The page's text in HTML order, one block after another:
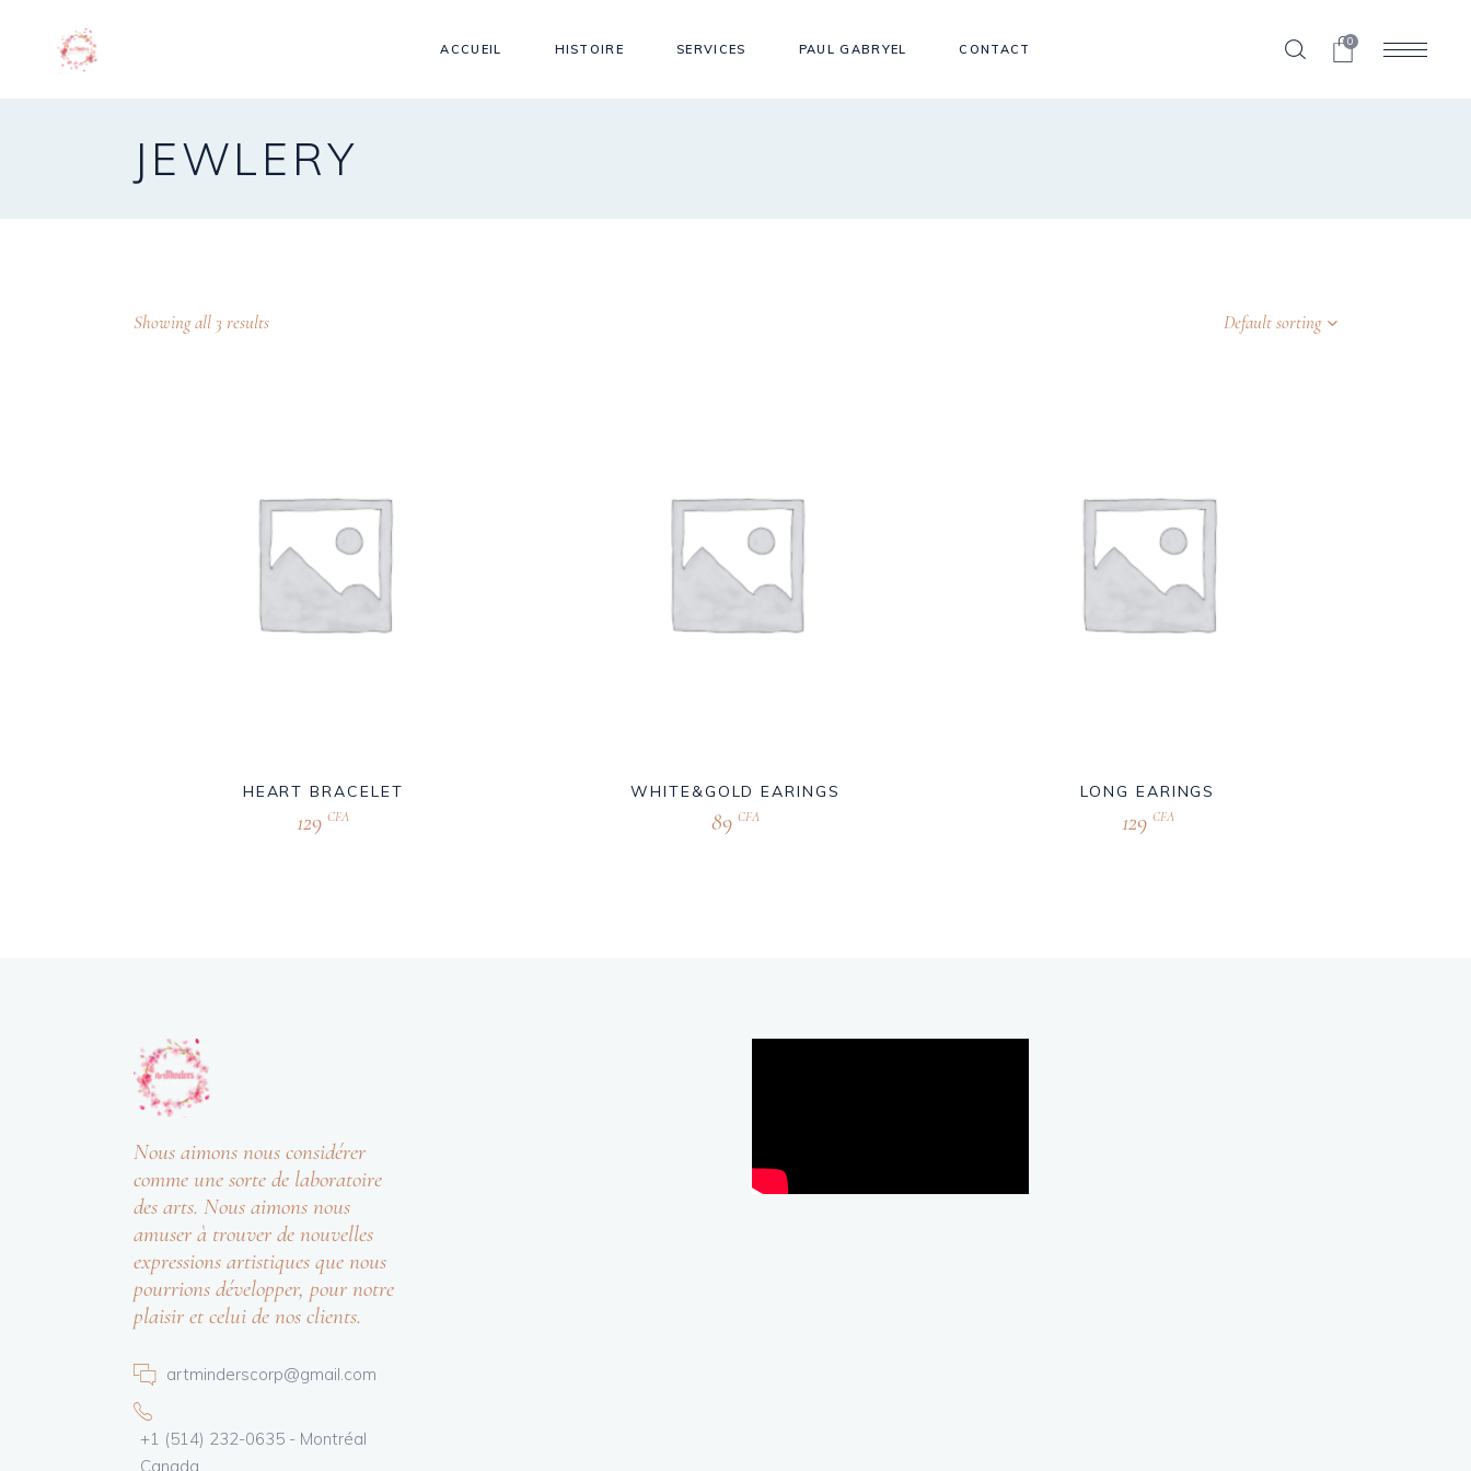
ACCUEIL HISTOIRE SERVICES PAUL GABRYEL CONTACT 0
JEWLERY
Showing all 3 results Default sorting
HEART BRACELET
129CFA
WHITE&GOLD EARINGS
89 CFA
LONG EARINGS
129 CFA
Nous aimons nous considérer
comme une sorte de laboratoire
des arts. Nous aimons nous
amuser à trouver de nouvelles
expressions artistiques que nous
pourrions développer, pour notre
plaisir et celui de nos clients.
artminderscorp@gmail.com
+1 (514) 232-0635 - Montréal
Canada